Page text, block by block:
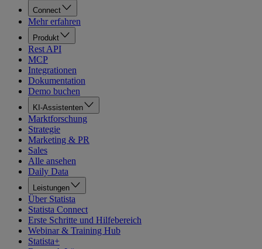
Connect
Mehr erfahren
Produkt
Rest API
MCP
Integrationen
Dokumentation
Demo buchen
KI-Assistenten
Marktforschung
Strategie
Marketing & PR
Sales
Alle ansehen
Daily Data
Leistungen
Über Statista
Statista Connect
Erste Schritte und Hilfebereich
Webinar & Training Hub
Statista+